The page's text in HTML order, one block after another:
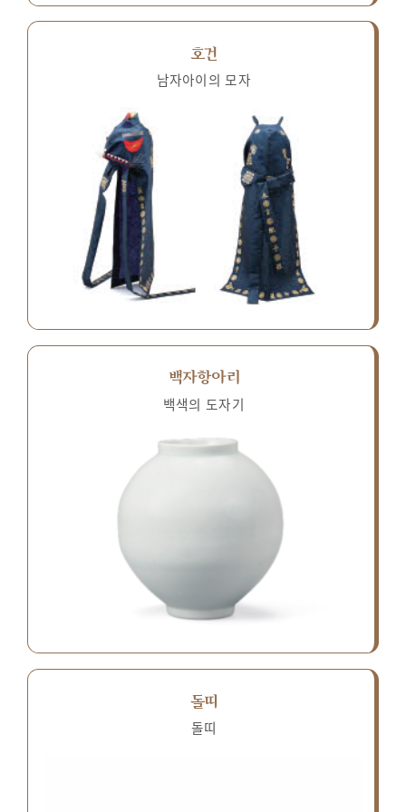
호건
남자아이의 모자
백자항아리
백색의 도자기
돌띠
돌띠